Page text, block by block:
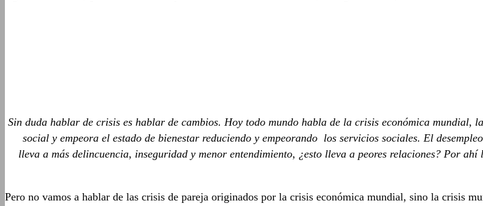
Sin duda hablar de crisis es hablar de cambios. Hoy todo mundo habla de la crisis económica
social y empeora el estado de bienestar reduciendo y empeorando los servicios sociales. El
lleva a más delincuencia, inseguridad y menor entendimiento, ¿esto lleva a peores relaciones? Por
Pero no vamos a hablar de las crisis de pareja originados por la crisis económica mundial, sino la crisis